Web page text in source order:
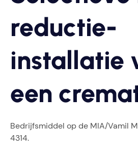
reductie-
installatie
een
Bedrijfsmiddel op de MIA/Vamil
4314.